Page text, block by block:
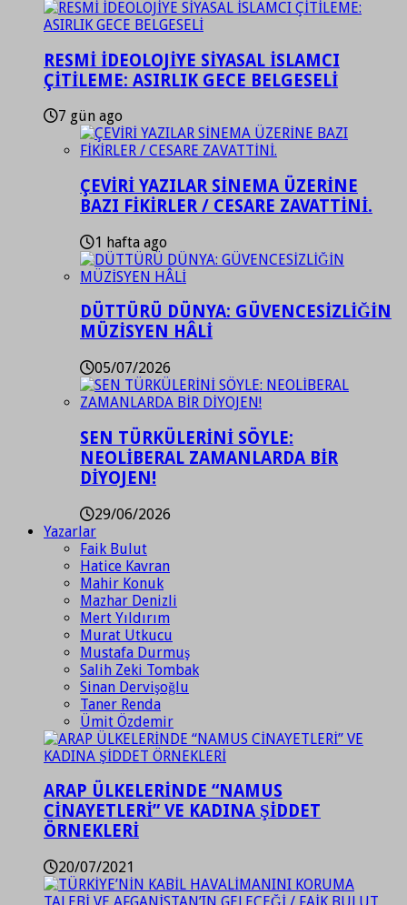
RESMİ İDEOLOJİYE SİYASAL İSLAMCI
ÇİTİLEME: ASIRLIK GECE BELGESELİ
7 gün ago
ÇEVİRİ YAZILAR SİNEMA ÜZERİNE
BAZI FİKİRLER / CESARE ZAVATTİNİ.
1 hafta ago
DÜTTÜRÜ DÜNYA: GÜVENCESİZLİĞİN
MÜZİSYEN HÂLİ
05/07/2026
SEN TÜRKÜLERİNİ SÖYLE:
NEOLİBERAL ZAMANLARDA BİR
DİYOJEN!
29/06/2026
Yazarlar
Faik Bulut
Hatice Kavran
Mahir Konuk
Mazhar Denizli
Mert Yıldırım
Murat Utkucu
Mustafa Durmuş
Salih Zeki Tombak
Sinan Dervişoğlu
Taner Renda
Ümit Özdemir
ARAP ÜLKELERİNDE “NAMUS
CİNAYETLERİ” VE KADINA ŞİDDET
ÖRNEKLERİ
20/07/2021